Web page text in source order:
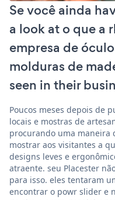
Se você ainda
a look at o que a
empresa de
molduras de
seen in their
Poucos meses depois de
locais e mostras de
procurando uma maneira
mostrar aos visitantes a
designs leves e
atraente. seu Placester
para isso. eles tentaram
encontrar o powr slider e